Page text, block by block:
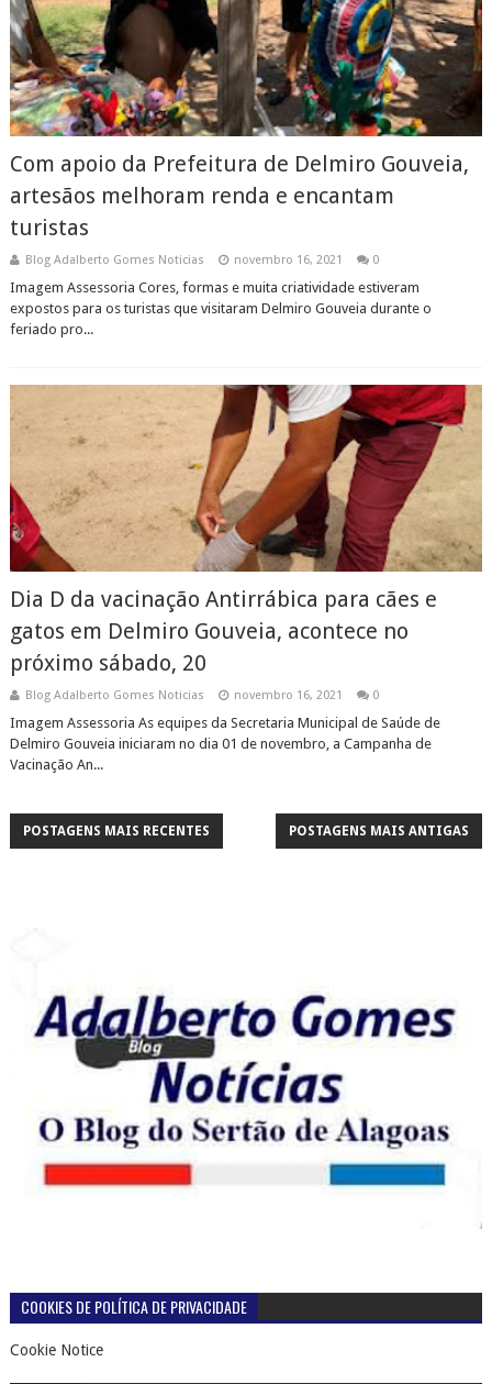
Com apoio da Prefeitura de Delmiro Gouveia,
artesãos melhoram renda e encantam
turistas
Blog Adalberto Gomes Noticias novembro 16, 2021 0
Imagem Assessoria Cores, formas e muita criatividade estiveram
expostos para os turistas que visitaram Delmiro Gouveia durante o
feriado pro...
Dia D da vacinação Antirrábica para cães e
gatos em Delmiro Gouveia, acontece no
próximo sábado, 20
Blog Adalberto Gomes Noticias novembro 16, 2021 0
Imagem Assessoria As equipes da Secretaria Municipal de Saúde de
Delmiro Gouveia iniciaram no dia 01 de novembro, a Campanha de
Vacinação An...
POSTAGENS MAIS RECENTES POSTAGENS MAIS ANTIGAS
COOKIES DE POLÍTICA DE PRIVACIDADE
Cookie Notice